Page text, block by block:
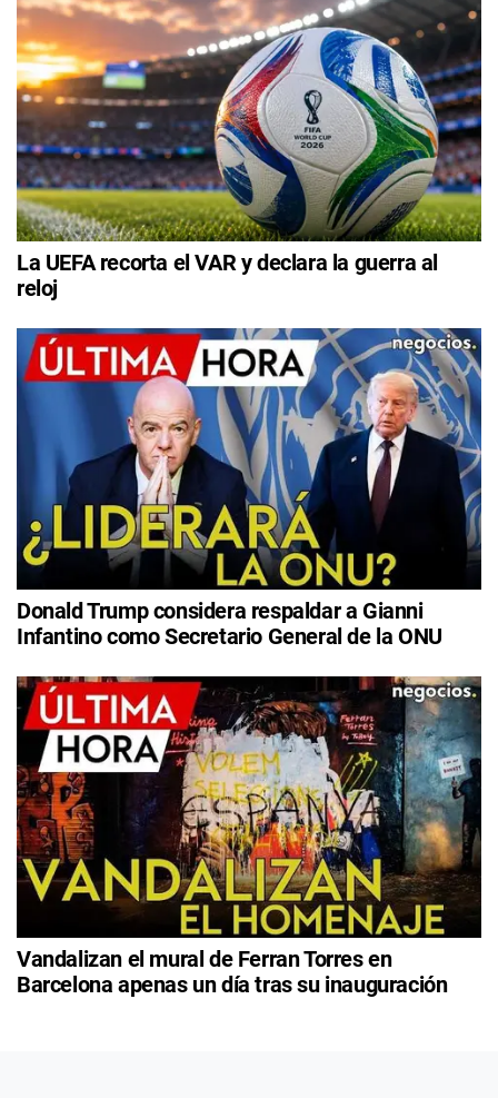
La UEFA recorta el VAR y declara la guerra al
reloj
Donald Trump considera respaldar a Gianni
Infantino como Secretario General de la ONU
Vandalizan el mural de Ferran Torres en
Barcelona apenas un día tras su inauguración